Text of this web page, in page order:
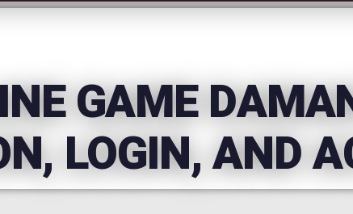
GAME
LOGIN, AND